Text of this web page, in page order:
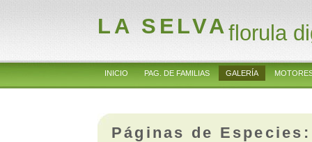
LA SELVAflorula
INICIO PAG. DE FAMILIAS GALERÍA
Páginas de